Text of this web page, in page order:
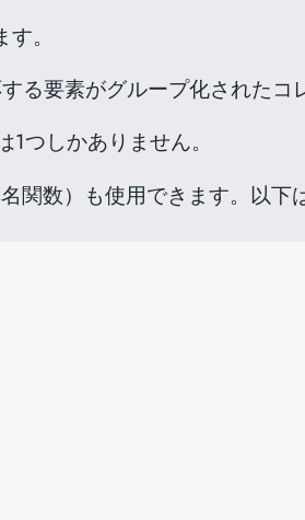
。
要素がグループ化されたコ
1つしかありません。
数）も使用できます。以下